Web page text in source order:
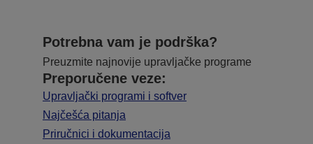
Potrebna vam je podrška?
Preuzmite najnovije upravljačke programe
Preporučene veze:
Upravljački programi i softver
Najčešća pitanja
Priručnici i dokumentacija